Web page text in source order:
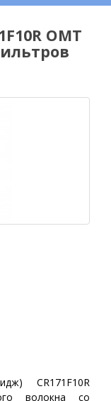
OMT
CR171F10R
волокна со